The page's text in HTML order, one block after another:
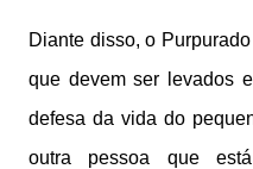
Diante disso, o
que devem ser levados
defesa da vida do
outra pessoa que